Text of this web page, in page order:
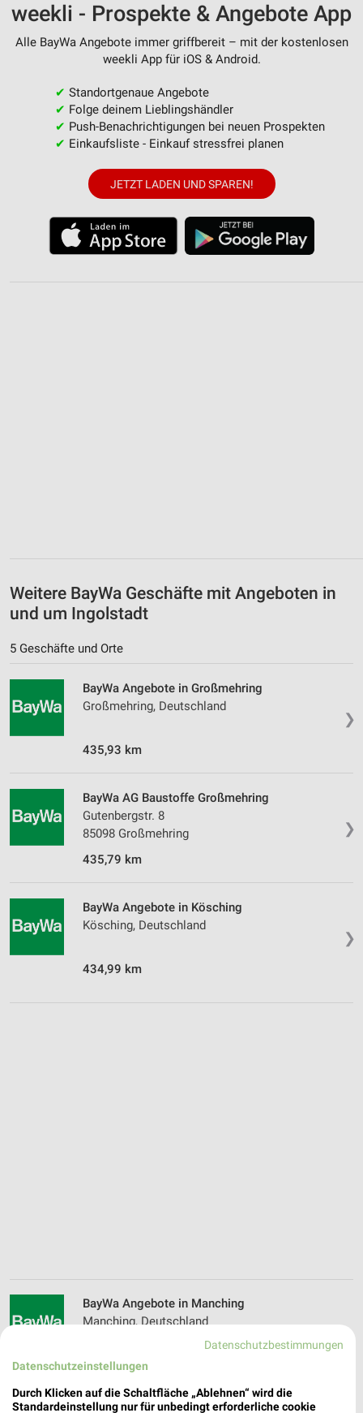
weekli - Prospekte & Angebote App
Alle BayWa Angebote immer griffbereit – mit der kostenlosen
weekli App für iOS & Android.
✔ Standortgenaue Angebote
✔ Folge deinem Lieblingshändler
✔ Push-Benachrichtigungen bei neuen Prospekten
✔ Einkaufsliste - Einkauf stressfrei planen
JETZT LADEN UND SPAREN!
Weitere BayWa Geschäfte mit Angeboten in
und um Ingolstadt
5 Geschäfte und Orte
❯
BayWa Angebote in Großmehring
Großmehring, Deutschland
435,93 km
❯
BayWa AG Baustoffe Großmehring
Gutenbergstr. 8
85098 Großmehring
435,79 km
❯
BayWa Angebote in Kösching
Kösching, Deutschland
434,99 km
❯
BayWa Angebote in Manching
Manching, Deutschland
444,45 km
Datenschutzbestimmungen
Datenschutzeinstellungen
Durch Klicken auf die Schaltfläche „Ablehnen“ wird die
Standardeinstellung nur für unbedingt erforderliche cookie